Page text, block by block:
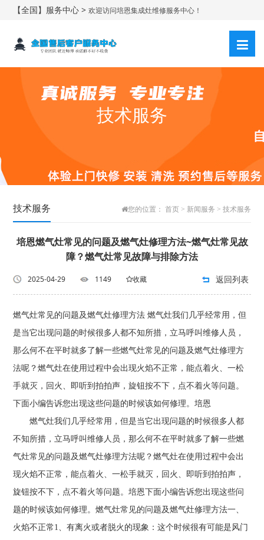
【全国】服务中心 >欢迎访问培恩集成灶维修服务中心！
技术服务
技术服务 您的位置： 首页> 新闻服务 > 技术服务
培恩燃气灶常见的问题及燃气灶修理方法~燃气灶常见故
障？燃气灶常见故障与排除方法
2025-04-29 1149 收藏 返回列表
燃气灶常见的问题及燃气灶修理方法 燃气灶我们几乎经常用，但
是当它出现问题的时候很多人都不知所措，立马呼叫维修人员，
那么何不在平时就多了解一些燃气灶常见的问题及燃气灶修理方
法呢？燃气灶在使用过程中会出现火焰不正常，能点着火、一松
手就灭，回火、即听到拍拍声，旋钮按不下，点不着火等问题。
下面小编告诉您出现这些问题的时候该如何修理。培恩
燃气灶我们几乎经常用，但是当它出现问题的时候很多人都
不知所措，立马呼叫维修人员，那么何不在平时就多了解一些燃
气灶常见的问题及燃气灶修理方法呢？燃气灶在使用过程中会出
现火焰不正常，能点着火、一松手就灭，回火、即听到拍拍声，
旋钮按不下，点不着火等问题。培恩下面小编告诉您出现这些问
题的时候该如何修理。燃气灶常见的问题及燃气灶修理方法一、
火焰不正常1、有离火或者脱火的现象：这个时候很有可能是风门